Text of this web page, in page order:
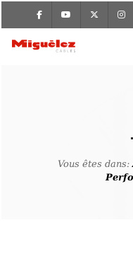
FacebookYoutube
Miguélez Cables
Vous êtes dans: